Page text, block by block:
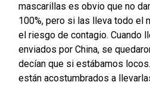
mascarillas es obvio que no
100%, pero si las lleva todo el
el riesgo de contagio. Cuando
enviados por China, se
decían que si estábamos
están acostumbrados a